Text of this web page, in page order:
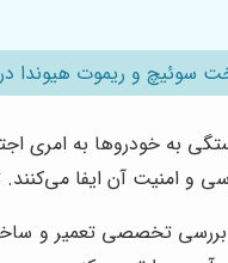
سوئیچ و ریموت هیوندا
به خودروها به امری
امنیت آن ایفا می‌کنند.
بررسی تخصصی تعمیر و